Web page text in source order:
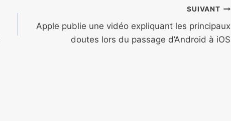
SUIVANT
Apple publie une vidéo expliquant les principaux
doutes lors du passage d’Android à iOS